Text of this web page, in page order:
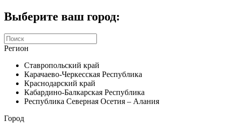
Выберите ваш город:
Регион
Ставропольский край
Карачаево-Черкесская Республика
Краснодарский край
Кабардино-Балкарская Республика
Республика Северная Осетия – Алания
Город